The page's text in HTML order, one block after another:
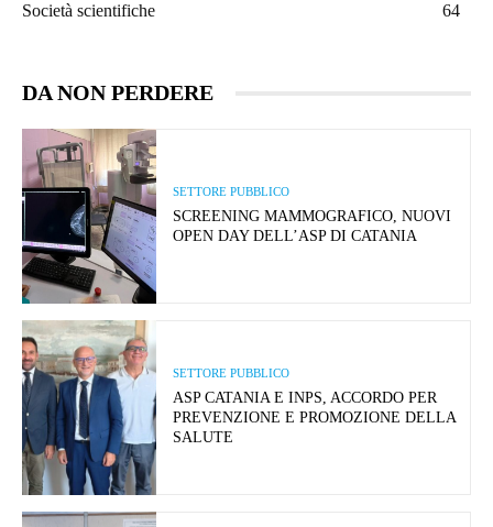
Società scientifiche
64
DA NON PERDERE
SETTORE PUBBLICO
SCREENING MAMMOGRAFICO, NUOVI
OPEN DAY DELL’ASP DI CATANIA
SETTORE PUBBLICO
ASP CATANIA E INPS, ACCORDO PER
PREVENZIONE E PROMOZIONE DELLA
SALUTE